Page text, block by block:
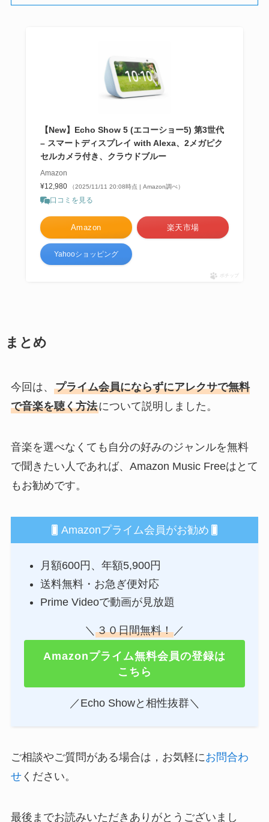
【New】Echo Show 5 (エコーショー5) 第3世代
– スマートディスプレイ with Alexa、2メガピク
セルカメラ付き、クラウドブルー
Amazon
¥12,980
（2025/11/11 20:08時点 | Amazon調べ）
口コミを見る
Amazon 楽天市場
Yahooショッピング
ポチップ
まとめ
今回は、 プライム会員にならずにアレクサで無料
で音楽を聴く方法について説明しました。
音楽を選べなくても自分の好みのジャンルを無料
で聞きたい人であれば、Amazon Music Freeはとて
もお勧めです。
Amazonプライム会員がお勧め
月額600円、年額5,900円
送料無料・お急ぎ便対応
Prime Videoで動画が見放題
＼ ３０日間無料！ ／
Amazonプライム無料会員の登録は
こちら
／Echo Showと相性抜群＼
ご相談やご質問がある場合は，お気軽にお問合わ
せください。
最後までお読みいただきありがとうございまし